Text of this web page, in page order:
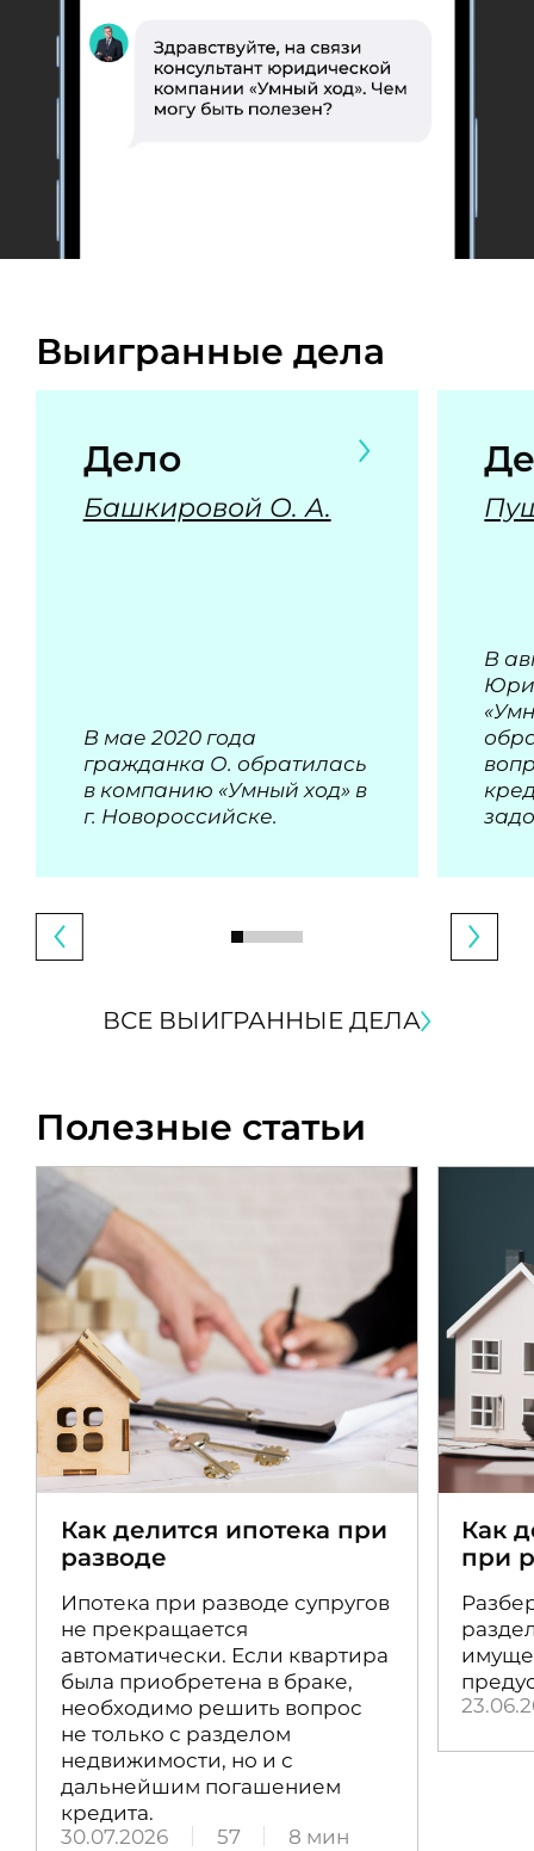
Выигранные дела
Дело
Башкировой О. А.
В мае 2020 года
гражданка О. обратилась
в компанию «Умный ход» в
г. Новороссийске.
В
ВСЕ ВЫИГРАННЫЕ ДЕЛА
Полезные статьи
Как делится ипотека при
разводе
Ипотека при разводе супругов
не прекращается
автоматически. Если квартира
была приобретена в браке,
необходимо решить вопрос
не только с разделом
недвижимости, но и с
дальнейшим погашением
кредита.
30.07.2026
57 8 мин
Как
при